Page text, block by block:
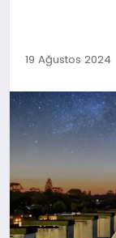
EKONOMI
SIYASET
DÜNYA
19 Ağustos 2024